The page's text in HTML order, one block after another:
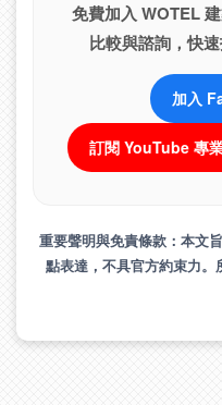
免費加入 WOTEL
比較與諮詢，快
加入
訂閱 YouTube 專
重要聲明與免責條款： 本文
點表達，不具官方約束力